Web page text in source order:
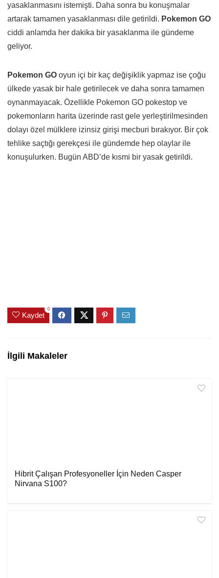
yasaklanmasını istemişti. Daha sonra bu konuşmalar
artarak tamamen yasaklanması dile getirildi. Pokemon GO
ciddi anlamda her dakika bir yasaklanma ile gündeme
geliyor.
Pokemon GO oyun içi bir kaç değişiklik yapmaz ise çoğu
ülkede yasak bir hale getirilecek ve daha sonra tamamen
oynanmayacak. Özellikle Pokemon GO pokestop ve
pokemonların harita üzerinde rast gele yerleştirilmesinden
dolayı özel mülklere izinsiz girişi mecburi bırakıyor. Bir çok
tehlike saçtığı gerekçesi ile gündemde hep olaylar ile
konuşulurken. Bugün ABD’de kısmi bir yasak getirildi.
Kaydet
0
İlgili Makaleler
Hibrit Çalışan Profesyoneller İçin Neden Casper
Nirvana S100?